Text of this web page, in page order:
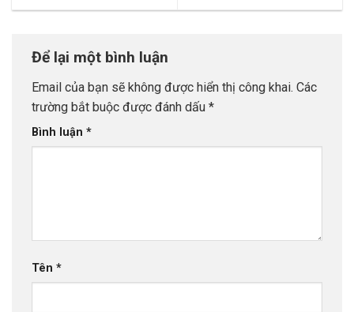
Để lại một bình luận
Email của bạn sẽ không được hiển thị công khai. Các
trường bắt buộc được đánh dấu *
Bình luận *
Tên *